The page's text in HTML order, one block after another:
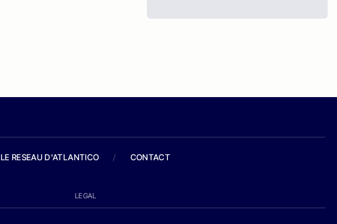
LE RESEAU D'ATLANTICO / CONTACT
LEGAL